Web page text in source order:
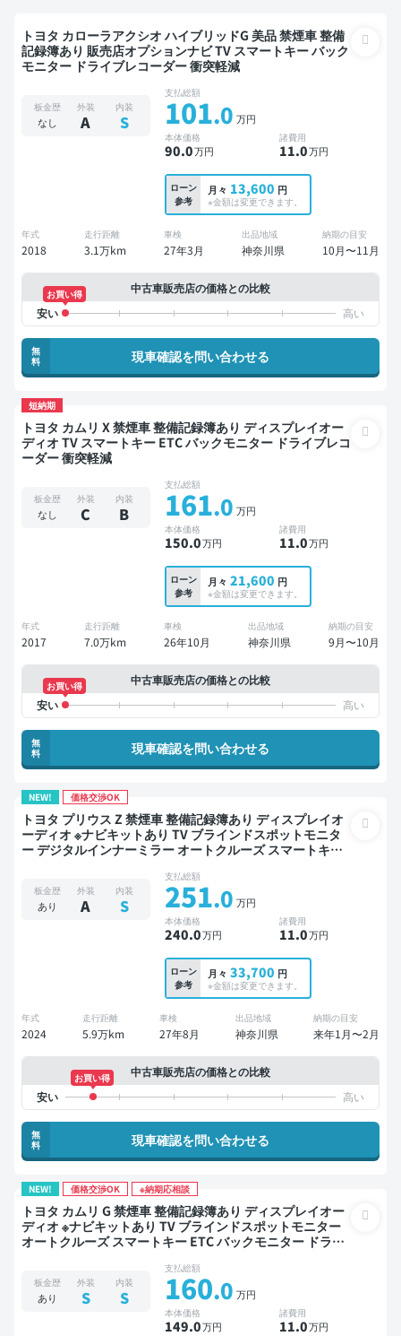
トヨタ カローラアクシオ ハイブリッドG 美品 禁煙車 整備
記録簿あり 販売店オプションナビ TV スマートキー バック
モニター ドライブレコーダー 衝突軽減
板金歴
なし
外装
A
内装
S
支払総額
101.0 万円
本体価格
90.0万円
諸費用
11.0万円
ローン
参考
月々 13,600 円
※金額は変更できます。
年式
2018
走行距離
3.1万km
車検
27年3月
出品地域
神奈川県
納期の目安
10月〜11月
中古車販売店の価格との比較
お買い得
無
料
現車確認を問い合わせる
短納期
トヨタ カムリ X 禁煙車 整備記録簿あり ディスプレイオー
ディオ TV スマートキー ETC バックモニター ドライブレコ
ーダー 衝突軽減
板金歴
なし
外装
C
内装
B
支払総額
161.0 万円
本体価格
150.0万円
諸費用
11.0万円
ローン
参考
月々 21,600 円
※金額は変更できます。
年式
2017
走行距離
7.0万km
車検
26年10月
出品地域
神奈川県
納期の目安
9月〜10月
中古車販売店の価格との比較
お買い得
無
料
現車確認を問い合わせる
NEW! 価格交渉OK
トヨタ プリウス Z 禁煙車 整備記録簿あり ディスプレイオ
ーディオ ※ナビキットあり TV ブラインドスポットモニタ
ー デジタルインナーミラー オートクルーズ スマートキー
板金歴
あり
外装
A
内装
S
支払総額
251.0 万円
本体価格
240.0万円
諸費用
11.0万円
ローン
参考
月々 33,700 円
※金額は変更できます。
年式
2024
走行距離
5.9万km
車検
27年8月
出品地域
神奈川県
納期の目安
来年1月〜2月
中古車販売店の価格との比較
お買い得
無
料
現車確認を問い合わせる
NEW! 価格交渉OK ※納期応相談
トヨタ カムリ G 禁煙車 整備記録簿あり ディスプレイオー
ディオ ※ナビキットあり TV ブラインドスポットモニター
オートクルーズ スマートキー ETC バックモニター ドライ
板金歴
あり
外装
S
内装
S
支払総額
160.0 万円
本体価格
149.0万円
諸費用
11.0万円